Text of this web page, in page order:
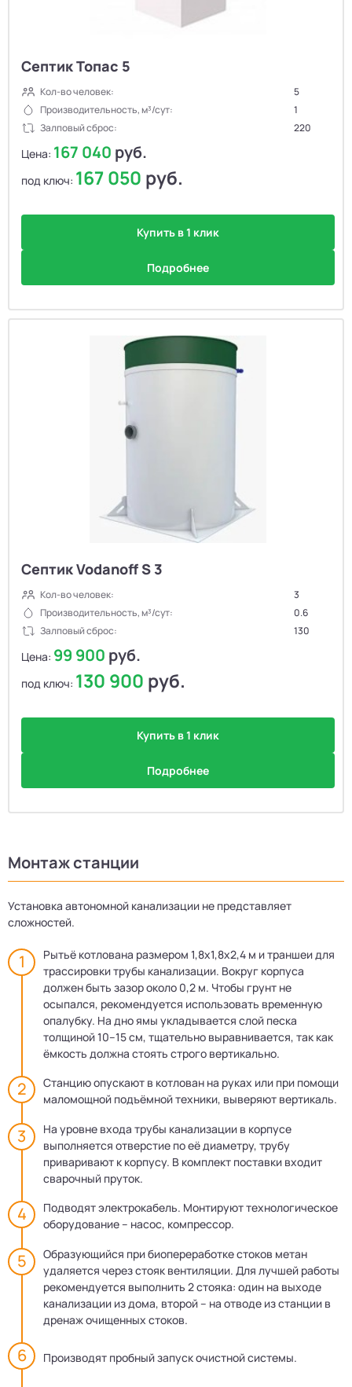
Септик Топас 5
Кол-во человек:
5
Производительность, м³/сут:
1
Залповый сброс:
220
Цена: 167 040 руб.
под ключ: 167 050 руб.
Купить в 1 клик
Подробнее
Септик Vodanoff S 3
Кол-во человек:
3
Производительность, м³/сут:
0.6
Залповый сброс:
130
Цена: 99 900 руб.
под ключ: 130 900 руб.
Купить в 1 клик
Подробнее
Монтаж станции
Установка автономной канализации не представляет
сложностей.
Рытьё котлована размером 1,8х1,8х2,4 м и траншеи для
трассировки трубы канализации. Вокруг корпуса
должен быть зазор около 0,2 м. Чтобы грунт не
осыпался, рекомендуется использовать временную
опалубку. На дно ямы укладывается слой песка
толщиной 10–15 см, тщательно выравнивается, так как
ёмкость должна стоять строго вертикально.
Станцию опускают в котлован на руках или при помощи
маломощной подъёмной техники, выверяют вертикаль.
На уровне входа трубы канализации в корпусе
выполняется отверстие по её диаметру, трубу
приваривают к корпусу. В комплект поставки входит
сварочный пруток.
Подводят электрокабель. Монтируют технологическое
оборудование – насос, компрессор.
Образующийся при биопереработке стоков метан
удаляется через стояк вентиляции. Для лучшей работы
рекомендуется выполнить 2 стояка: один на выходе
канализации из дома, второй – на отводе из станции в
дренаж очищенных стоков.
Производят пробный запуск очистной системы.